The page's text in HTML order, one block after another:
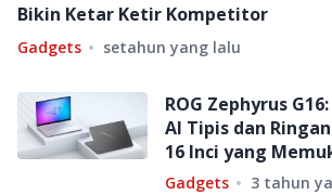
Bikin Ketar Ketir Kompetitor
Gadgets setahun yang lalu
ROG Zephyrus
AI Tipis dan
16 Inci yang
Gadgets 3 tahun